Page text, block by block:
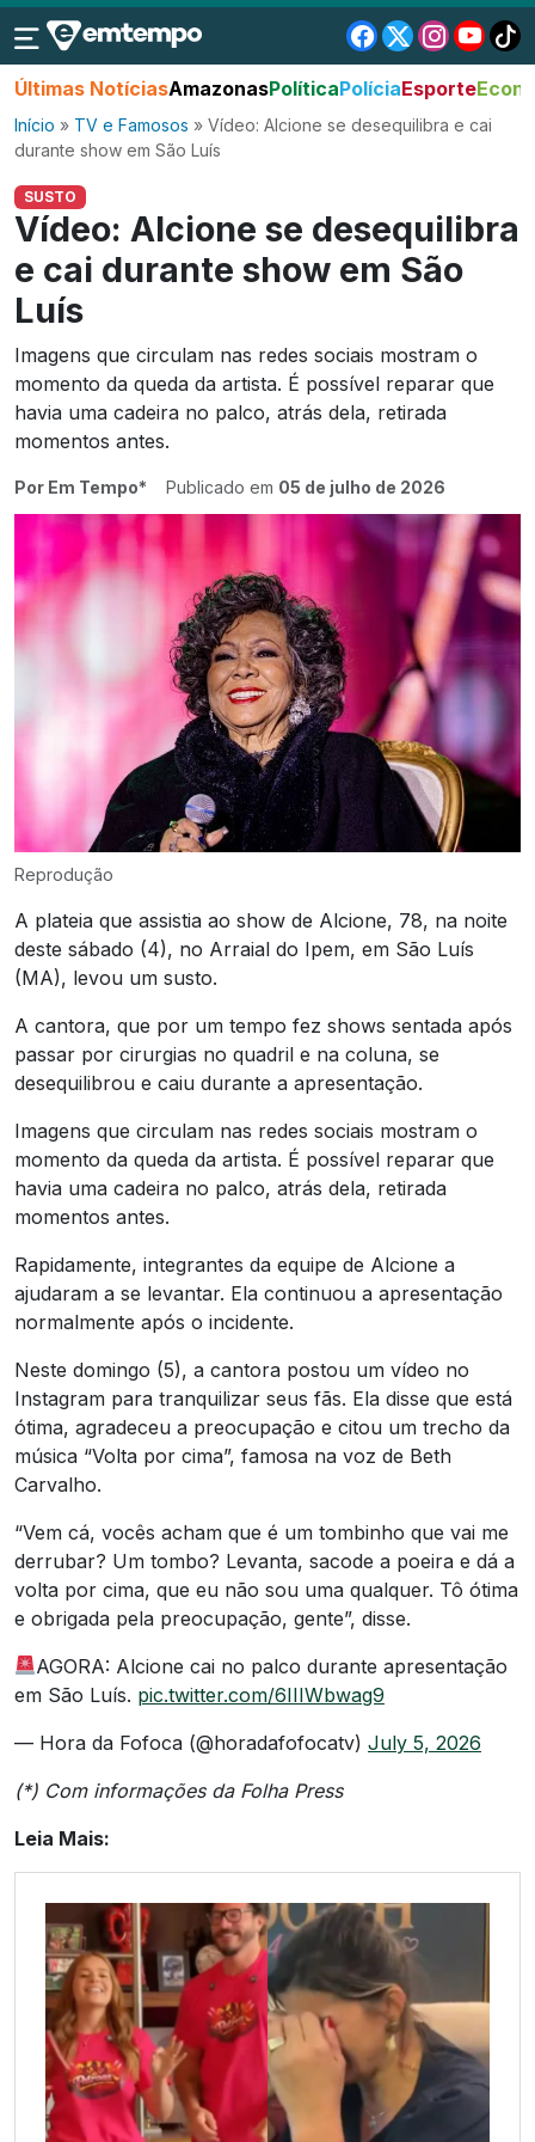
Últimas NotíciasAmazonasPolíticaPolíciaEsporte
Início » TV e Famosos » Vídeo: Alcione se desequilibra e cai
durante show em São Luís
SUSTO
Vídeo: Alcione se desequilibra
e cai durante show em São
Luís
Imagens que circulam nas redes sociais mostram o
momento da queda da artista. É possível reparar que
havia uma cadeira no palco, atrás dela, retirada
momentos antes.
Por Em Tempo* Publicado em 05 de julho de 2026
Reprodução
A plateia que assistia ao show de Alcione, 78, na noite
deste sábado (4), no Arraial do Ipem, em São Luís
(MA), levou um susto.
A cantora, que por um tempo fez shows sentada após
passar por cirurgias no quadril e na coluna, se
desequilibrou e caiu durante a apresentação.
Imagens que circulam nas redes sociais mostram o
momento da queda da artista. É possível reparar que
havia uma cadeira no palco, atrás dela, retirada
momentos antes.
Rapidamente, integrantes da equipe de Alcione a
ajudaram a se levantar. Ela continuou a apresentação
normalmente após o incidente.
Neste domingo (5), a cantora postou um vídeo no
Instagram para tranquilizar seus fãs. Ela disse que está
ótima, agradeceu a preocupação e citou um trecho da
música “Volta por cima”, famosa na voz de Beth
Carvalho.
“Vem cá, vocês acham que é um tombinho que vai me
derrubar? Um tombo? Levanta, sacode a poeira e dá a
volta por cima, que eu não sou uma qualquer. Tô ótima
e obrigada pela preocupação, gente”, disse.
AGORA: Alcione cai no palco durante apresentação
em São Luís. pic.twitter.com/6IIIWbwag9
— Hora da Fofoca (@horadafofocatv) July 5, 2026
(*) Com informações da Folha Press
Leia Mais: